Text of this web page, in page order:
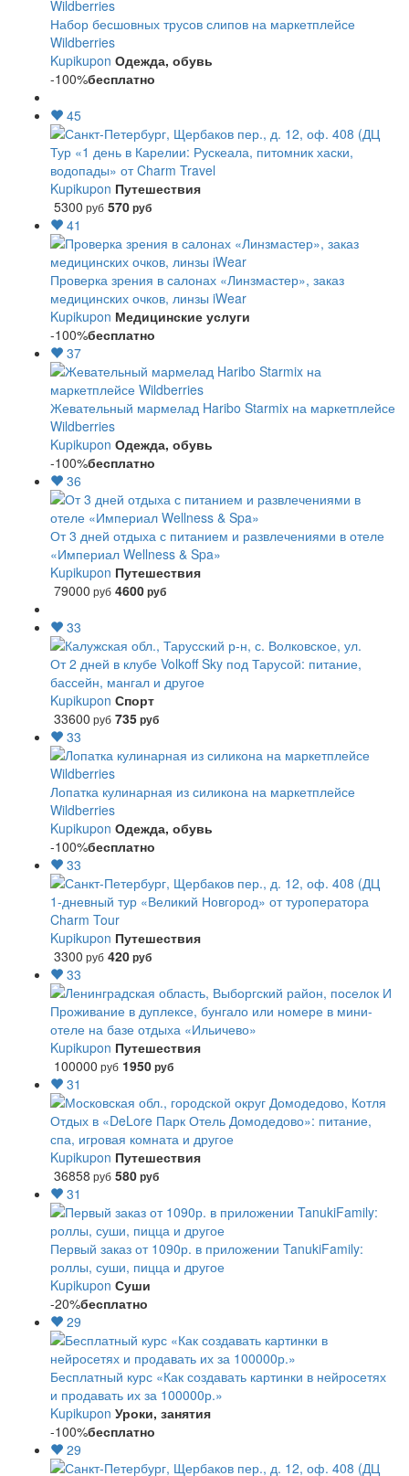
Набор бесшовных трусов слипов на маркетплейсе
Wildberries
Kupikupon Одежда, обувь
-100%бесплатно
45
Тур «1 день в Карелии: Рускеала, питомник хаски,
водопады» от Charm Travel
Kupikupon Путешествия
5300 руб 570руб
41
Проверка зрения в салонах «Линзмастер», заказ
медицинских очков, линзы iWear
Kupikupon Медицинские услуги
-100%бесплатно
37
Жевательный мармелад Haribo Starmix на маркетплейсе
Wildberries
Kupikupon Одежда, обувь
-100%бесплатно
36
От 3 дней отдыха с питанием и развлечениями в отеле
«Империал Wellness & Spa»
Kupikupon Путешествия
79000 руб 4600руб
33
От 2 дней в клубе Volkoff Sky под Тарусой: питание,
бассейн, мангал и другое
Kupikupon Спорт
33600 руб 735руб
33
Лопатка кулинарная из силикона на маркетплейсе
Wildberries
Kupikupon Одежда, обувь
-100%бесплатно
33
1-дневный тур «Великий Новгород» от туроператора
Charm Tour
Kupikupon Путешествия
3300 руб 420руб
33
Проживание в дуплексе, бунгало или номере в мини-
отеле на базе отдыха «Ильичево»
Kupikupon Путешествия
100000 руб 1950руб
31
Отдых в «DeLore Парк Отель Домодедово»: питание,
спа, игровая комната и другое
Kupikupon Путешествия
36858 руб 580руб
31
Первый заказ от 1090р. в приложении TanukiFamily:
роллы, суши, пицца и другое
Kupikupon Суши
-20%бесплатно
29
Бесплатный курс «Как создавать картинки в нейросетях
и продавать их за 100000р.»
Kupikupon Уроки, занятия
-100%бесплатно
29